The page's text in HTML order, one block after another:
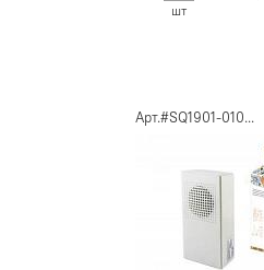
шт
Арт.#SQ1901-010...